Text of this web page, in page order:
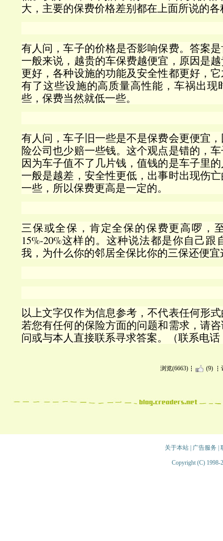
大，主要的保费价格差别都在上面所说的
有人问，车子的价格是否影响保费。答案
一般来说，越贵的车保费越便宜，原因是
更好，各种设施的功能及安全性都更好，
有了这些设施的高质量高性能，车祸出现
些，保费当然就低一些。
有人问，车子旧一些是不是保费会更便宜
险公司也少赔一些钱。这个观点是错的，
因为车子值不了几片钱，值钱的是车子里
一般是越差，安全性更低，出事时出现伤
一些，所以保费更高是一定的。
三保或全保，肯定全保的保费更高啰，
15%-20%这样的。这种说法都是你自己
我，为什么你的邻居全保比你的三保还便
以上文字仅作为信息参考，不代表任何形
若您有任何的保险方面的问题和需求，请
问或与本人直接联系寻求答案。（联系电话
浏览(6663) (9)
关于本站| 广告服务
Copyright (C) 1998-